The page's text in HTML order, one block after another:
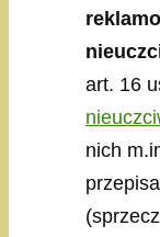
art. 16
nich